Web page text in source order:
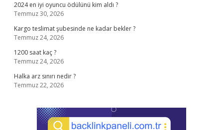
2024 en iyi oyuncu ödülünü kim aldı ?
Temmuz 30, 2026
Kargo teslimat şubesinde ne kadar bekler ?
Temmuz 24, 2026
1200 saat kaç ?
Temmuz 24, 2026
Halka arz sınırı nedir ?
Temmuz 22, 2026